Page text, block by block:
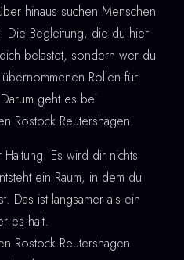
hinaus suchen Menschen
Die Begleitung, die du hier
belastet, sondern wer du
Rollen für
geht es bei
Rostock Reutershagen.
Es wird dir nichts
ein Raum, in dem du
Das ist langsamer als ein
es hält.
Rostock Reutershagen